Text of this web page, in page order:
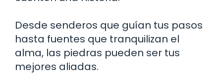
Desde senderos que guían tus pasos
hasta fuentes que tranquilizan el
alma, las piedras pueden ser tus
mejores aliadas.